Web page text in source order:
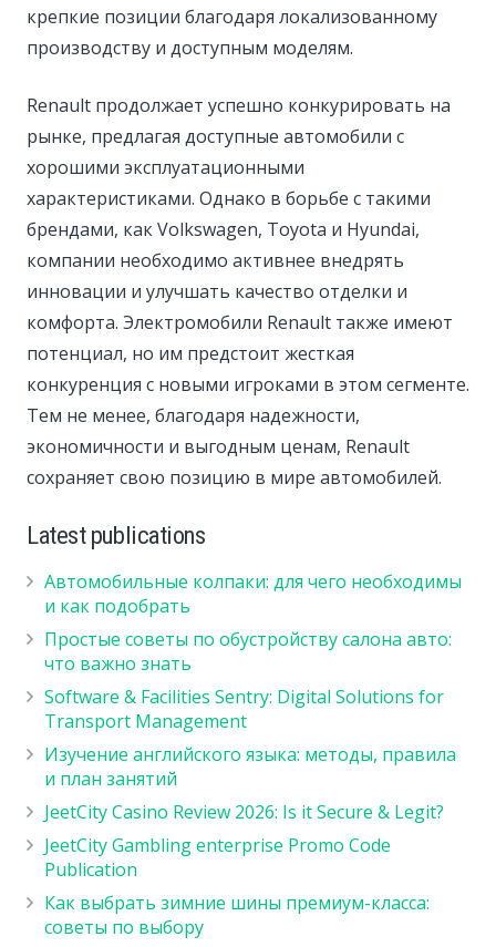
крепкие позиции благодаря локализованному
производству и доступным моделям.
Renault продолжает успешно конкурировать на
рынке, предлагая доступные автомобили с
хорошими эксплуатационными
характеристиками. Однако в борьбе с такими
брендами, как Volkswagen, Toyota и Hyundai,
компании необходимо активнее внедрять
инновации и улучшать качество отделки и
комфорта. Электромобили Renault также имеют
потенциал, но им предстоит жесткая
конкуренция с новыми игроками в этом сегменте.
Тем не менее, благодаря надежности,
экономичности и выгодным ценам, Renault
сохраняет свою позицию в мире автомобилей.
Latest publications
Автомобильные колпаки: для чего необходимы
и как подобрать
Простые советы по обустройству салона авто:
что важно знать
Software & Facilities Sentry: Digital Solutions for
Transport Management
Изучение английского языка: методы, правила
и план занятий
JeetCity Casino Review 2026: Is it Secure & Legit?
JeetCity Gambling enterprise Promo Code
Publication
Как выбрать зимние шины премиум-класса:
советы по выбору